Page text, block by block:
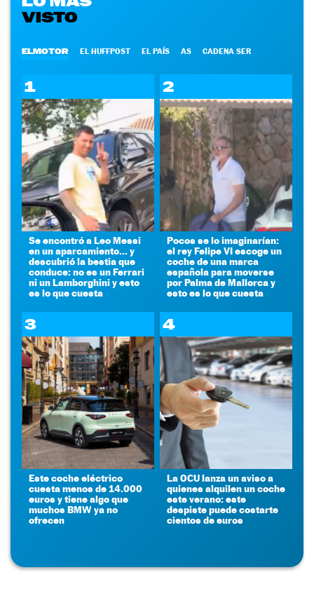
VISTO
ELMOTOR EL HUFFPOST EL PAÍS AS CADENA SER
1
Se encontró a Leo Messi
en un aparcamiento... y
descubrió la bestia que
conduce: no es un Ferrari
ni un Lamborghini y esto
es lo que cuesta
2
Pocos se lo imaginarían:
el rey Felipe VI escoge un
coche de una marca
española para moverse
por Palma de Mallorca y
esto es lo que cuesta
3
Este coche eléctrico
cuesta menos de 14.000
euros y tiene algo que
muchos BMW ya no
ofrecen
4
La OCU lanza un aviso a
quienes alquilen un coche
este verano: este
despiste puede costarte
cientos de euros